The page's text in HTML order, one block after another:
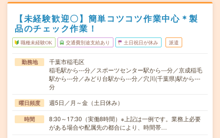
【未経験歓迎〇】簡単コツコツ作業中心＊製
品のチェック作業！
職種未経験OK 交通費別途支給あり 土日祝日が休み 派遣
勤務地
千葉市稲毛区
稲毛駅から---分／スポーツセンター駅から---分／京成稲毛
駅から---分／みどり台駅から---分／穴川(千葉県)駅から---
分
曜日頻度 週5日／月～金（土日休み）
時間
8:30～17:30（実働8時間）※上記は一例です。業務上必要
がある場合や配属先の都合により、時間帯…